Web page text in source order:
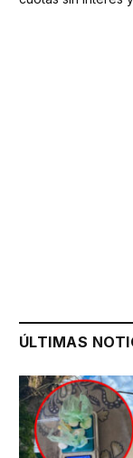
ÚLTIMAS